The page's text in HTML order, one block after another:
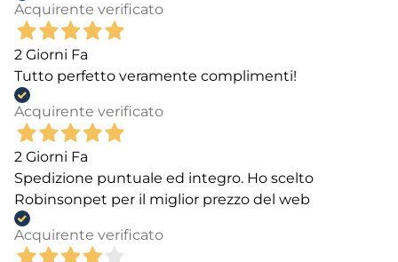
Acquirente verificato
2 Giorni Fa
Tutto perfetto veramente complimenti!
Acquirente verificato
2 Giorni Fa
Spedizione puntuale ed integro. Ho scelto
Robinsonpet per il miglior prezzo del web
Acquirente verificato